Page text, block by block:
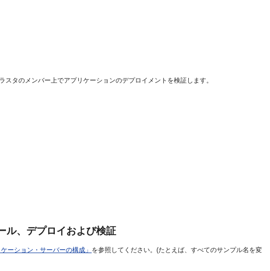
タのメンバー上でアプリケーションのデプロイメントを検証します。
、デプロイおよび検証
ーション・サーバーの構成」 を参照してください。(たとえば、すべてのサンプル名を変